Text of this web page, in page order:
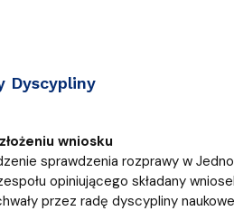
Dyscypliny
wniosku
sprawdzenia rozprawy w
opiniującego składany
przez radę dyscypliny